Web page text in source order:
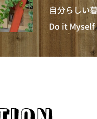
自分らしい
Do it Myself